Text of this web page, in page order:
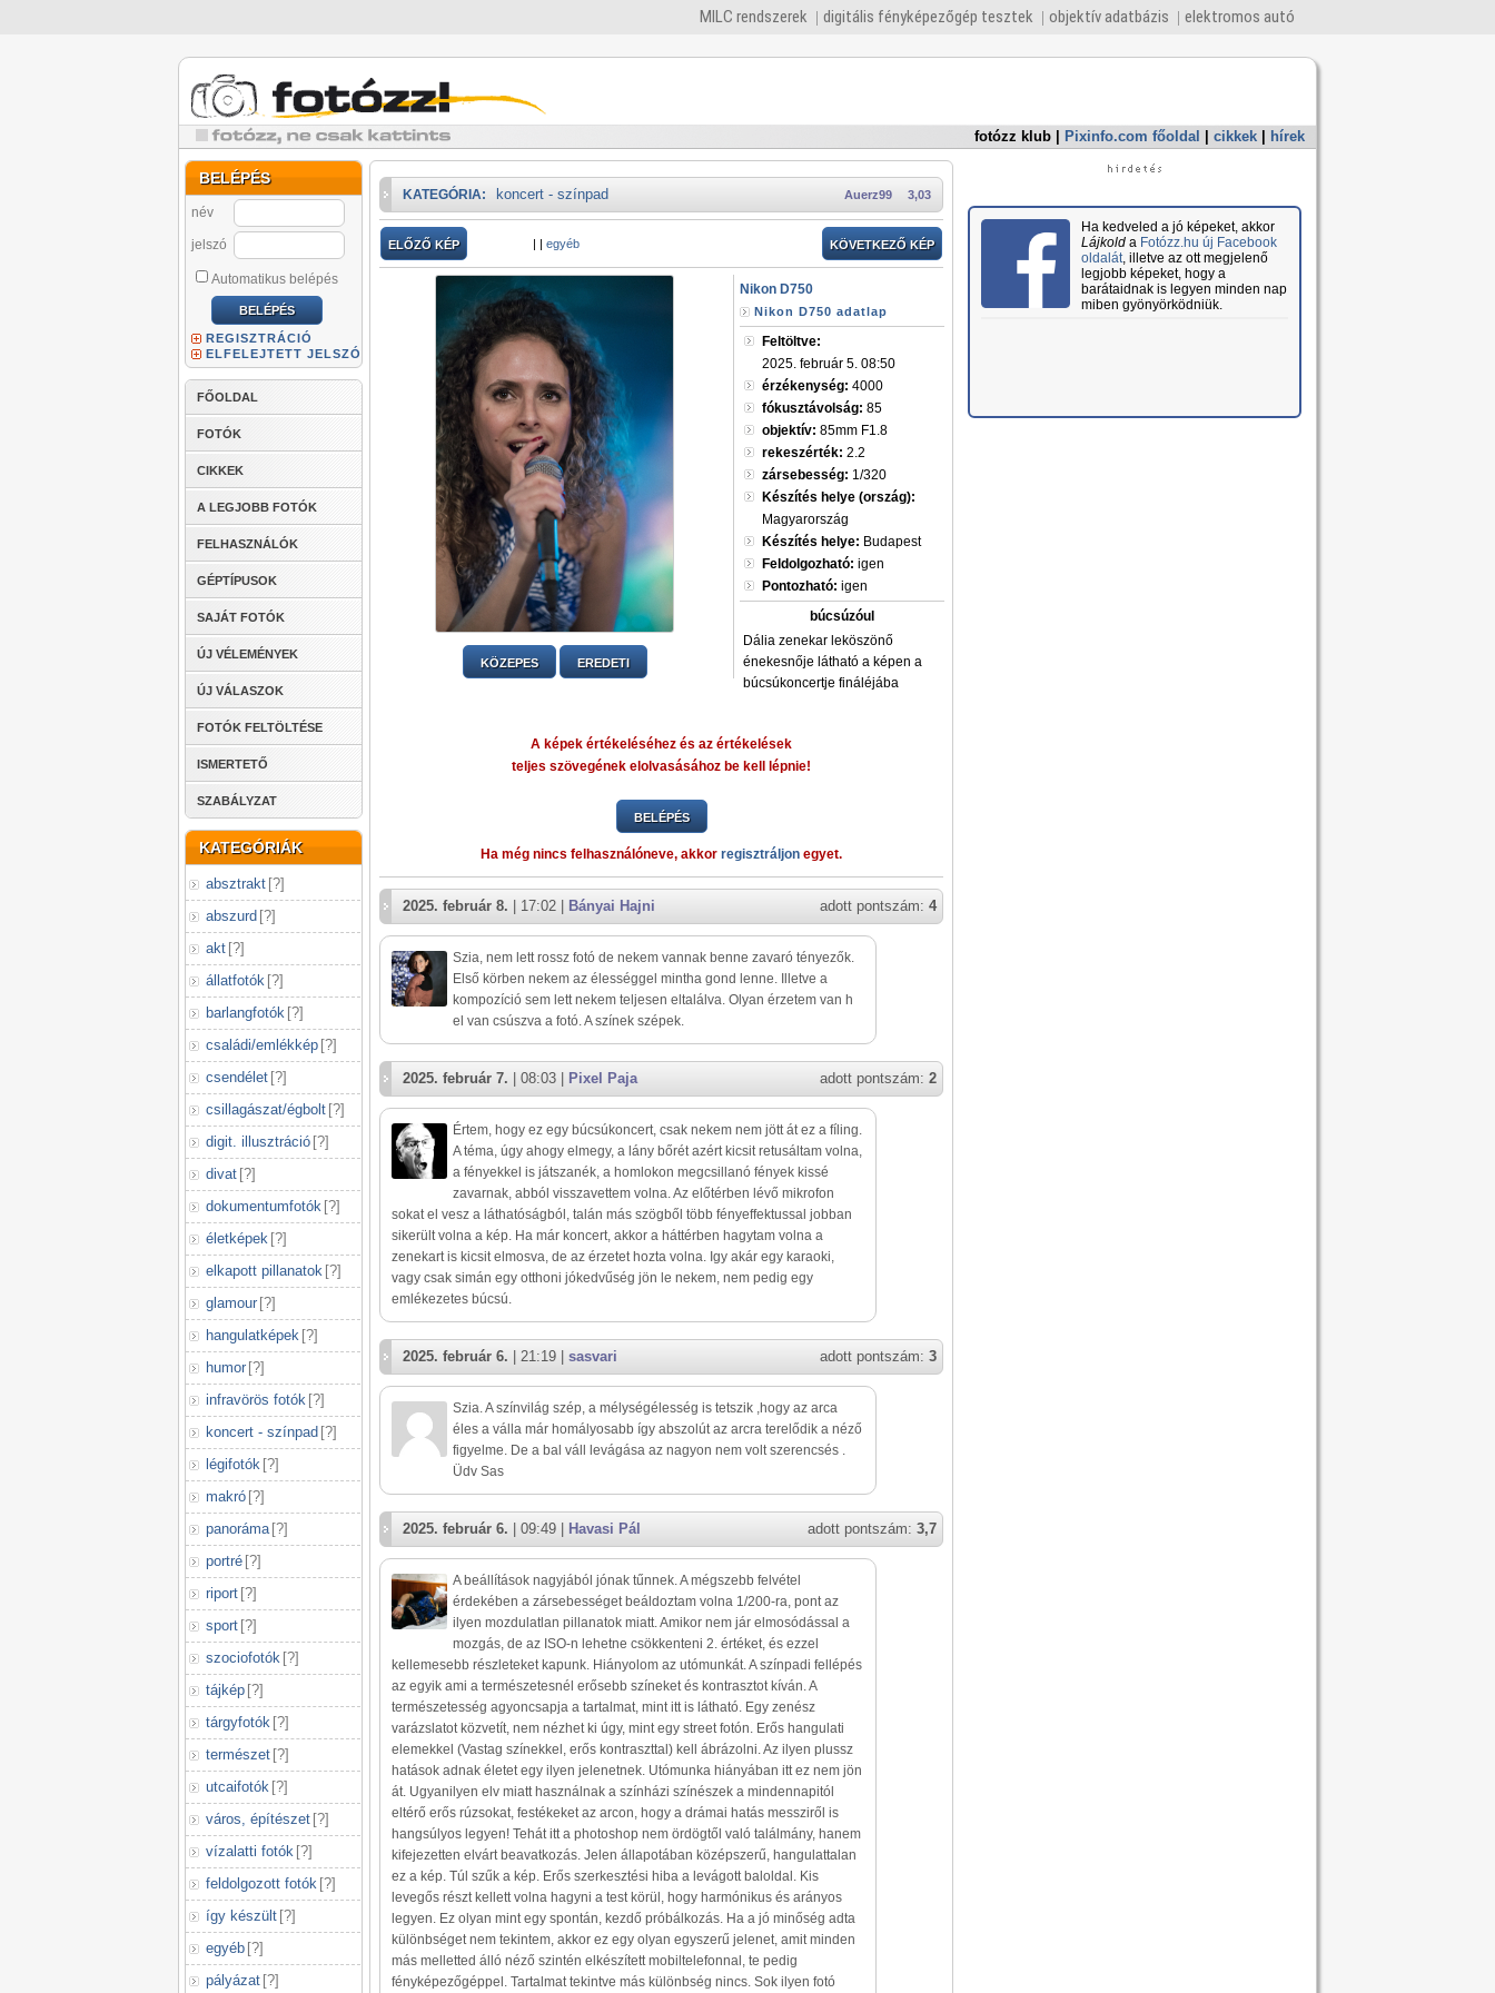
MILC rendszerek digitális fényképezőgép tesztek objektív adatbázis elektromos autó
fotózz klub Pixinfo.com főoldal cikkek hírek
BELÉPÉS
név
jelszó
Automatikus belépés
REGISZTRÁCIÓ
ELFELEJTETT JELSZÓ
FŐOLDAL
FOTÓK
CIKKEK
A LEGJOBB FOTÓK
FELHASZNÁLÓK
GÉPTÍPUSOK
SAJÁT FOTÓK
ÚJ VÉLEMÉNYEK
ÚJ VÁLASZOK
FOTÓK FELTÖLTÉSE
ISMERTETŐ
SZABÁLYZAT
KATEGÓRIÁK
absztrakt [?]
abszurd [?]
akt [?]
állatfotók [?]
barlangfotók [?]
családi/emlékkép [?]
csendélet [?]
csillagászat/égbolt [?]
digit. illusztráció [?]
divat [?]
dokumentumfotók [?]
életképek [?]
elkapott pillanatok [?]
glamour [?]
hangulatképek [?]
humor [?]
infravörös fotók [?]
koncert - színpad [?]
légifotók [?]
makró [?]
panoráma [?]
portré [?]
riport [?]
sport [?]
szociofotók [?]
tájkép [?]
tárgyfotók [?]
természet [?]
utcaifotók [?]
város, építészet [?]
vízalatti fotók [?]
feldolgozott fotók [?]
így készült [?]
egyéb [?]
pályázat [?]
3,03
Auerz99
KATEGÓRIA: koncert - színpad
ELŐZŐ KÉP | | egyéb KÖVETKEZŐ KÉP
KÖZEPES EREDETI
Nikon D750
Nikon D750 adatlap
Feltöltve:
2025. február 5. 08:50
érzékenység: 4000
fókusztávolság: 85
objektív: 85mm F1.8
rekeszérték: 2.2
zársebesség: 1/320
Készítés helye (ország):
Magyarország
Készítés helye: Budapest
Feldolgozható: igen
Pontozható: igen
búcsúzóul
Dália zenekar leköszönő
énekesnője látható a képen a
búcsúkoncertje fináléjába
A képek értékeléséhez és az értékelések
teljes szövegének elolvasásához be kell lépnie!
BELÉPÉS
Ha még nincs felhasználóneve, akkor regisztráljon egyet.
adott pontszám: 4
2025. február 8. | 17:02 | Bányai Hajni
Szia, nem lett rossz fotó de nekem vannak benne zavaró tényezők.
Első körben nekem az élességgel mintha gond lenne. Illetve a
kompozíció sem lett nekem teljesen eltalálva. Olyan érzetem van h
el van csúszva a fotó. A színek szépek.
adott pontszám: 2
2025. február 7. | 08:03 | Pixel Paja
Értem, hogy ez egy búcsúkoncert, csak nekem nem jött át ez a fíling.
A téma, úgy ahogy elmegy, a lány bőrét azért kicsit retusáltam volna,
a fényekkel is játszanék, a homlokon megcsillanó fények kissé
zavarnak, abból visszavettem volna. Az előtérben lévő mikrofon
sokat el vesz a láthatóságból, talán más szögből több fényeffektussal jobban
sikerült volna a kép. Ha már koncert, akkor a háttérben hagytam volna a
zenekart is kicsit elmosva, de az érzetet hozta volna. Igy akár egy karaoki,
vagy csak simán egy otthoni jókedvűség jön le nekem, nem pedig egy
emlékezetes búcsú.
adott pontszám: 3
2025. február 6. | 21:19 | sasvari
Szia. A színvilág szép, a mélységélesség is tetszik ,hogy az arca
éles a válla már homályosabb így abszolút az arcra terelődik a néző
figyelme. De a bal váll levágása az nagyon nem volt szerencsés .
Üdv Sas
adott pontszám: 3,7
2025. február 6. | 09:49 | Havasi Pál
A beállítások nagyjából jónak tűnnek. A mégszebb felvétel
érdekében a zársebességet beáldoztam volna 1/200-ra, pont az
ilyen mozdulatlan pillanatok miatt. Amikor nem jár elmosódással a
mozgás, de az ISO-n lehetne csökkenteni 2. értéket, és ezzel
kellemesebb részleteket kapunk. Hiányolom az utómunkát. A színpadi fellépés
az egyik ami a természetesnél erősebb színeket és kontrasztot kíván. A
természetesség agyoncsapja a tartalmat, mint itt is látható. Egy zenész
varázslatot közvetít, nem nézhet ki úgy, mint egy street fotón. Erős hangulati
elemekkel (Vastag színekkel, erős kontraszttal) kell ábrázolni. Az ilyen plussz
hatások adnak életet egy ilyen jelenetnek. Utómunka hiányában itt ez nem jön
át. Ugyanilyen elv miatt használnak a színházi színészek a mindennapitól
eltérő erős rúzsokat, festékeket az arcon, hogy a drámai hatás messziről is
hangsúlyos legyen! Tehát itt a photoshop nem ördögtől való találmány, hanem
kifejezetten elvárt beavatkozás. Jelen állapotában középszerű, hangulattalan
ez a kép. Túl szűk a kép. Erős szerkesztési hiba a levágott baloldal. Kis
levegős részt kellett volna hagyni a test körül, hogy harmónikus és arányos
legyen. Ez olyan mint egy spontán, kezdő próbálkozás. Ha a jó minőség adta
különbséget nem tekintem, akkor ez egy olyan egyszerű jelenet, amit minden
más melletted álló néző szintén elkészített mobiltelefonnal, te pedig
fényképezőgéppel. Tartalmat tekintve más különbség nincs. Sok ilyen fotó
Ha kedveled a jó képeket, akkor
Lájkolda Fotózz.hu új Facebook
oldalát, illetve az ott megjelenő
legjobb képeket, hogy a
barátaidnak is legyen minden nap
miben gyönyörködniük.